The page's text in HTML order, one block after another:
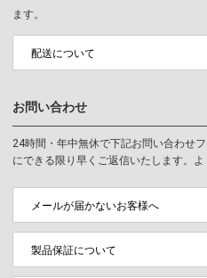
ます。
配送について
お問い合わせ
24時間・年中無休で下記お問い合わせ
にできる限り早くご返信いたします。
メールが届かないお客様へ
製品保証について